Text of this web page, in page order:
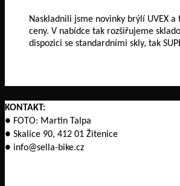
Naskladnili jsme novinky brýlí UVEX
ceny. V nabídce tak rozšiřujeme
dispozici se standardními skly, tak
KONTAKT:
● FOTO: Martin Talpa
● Skalice 90, 412 01 Žitenice
● info@sella-bike.cz